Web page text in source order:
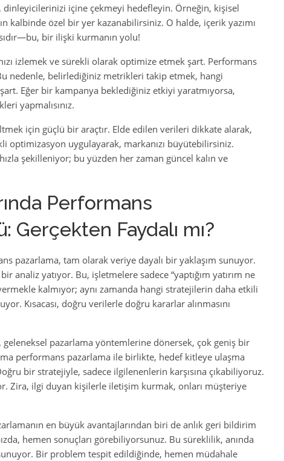
dinleyicilerinizi içine çekmeyi hedefleyin. Örneğin, kişisel
kalbinde özel bir yer kazanabilirsiniz. O halde, içerik yazımı
bir ilişki kurmanın yolu!
izlemek ve sürekli olarak optimize etmek şart. Performans
nedenle, belirlediğiniz metrikleri takip etmek, hangi
Eğer bir kampanya beklediğiniz etkiyi yaratmıyorsa,
yapmalısınız.
için güçlü bir araçtır. Elde edilen verileri dikkate alarak,
optimizasyon uygulayarak, markanızı büyütebilirsiniz.
şekilleniyor; bu yüzden her zaman güncel kalın ve
Performans
Gerçekten Faydalı mı?
pazarlama, tam olarak veriye dayalı bir yaklaşım sunuyor.
analiz yatıyor. Bu, işletmelere sadece “yaptığım yatırım ne
kalmıyor; aynı zamanda hangi stratejilerin daha etkili
Kısacası, doğru verilerle doğru kararlar alınmasını
pazarlama yöntemlerine dönersek, çok geniş bir
performans pazarlama ile birlikte, hedef kitleye ulaşma
bir stratejiyle, sadece ilgilenenlerin karşısına çıkabiliyoruz.
Zira, ilgi duyan kişilerle iletişim kurmak, onları müşteriye
en büyük avantajlarından biri de anlık geri bildirim
hemen sonuçları görebiliyorsunuz. Bu süreklilik, anında
Bir problem tespit edildiğinde, hemen müdahale